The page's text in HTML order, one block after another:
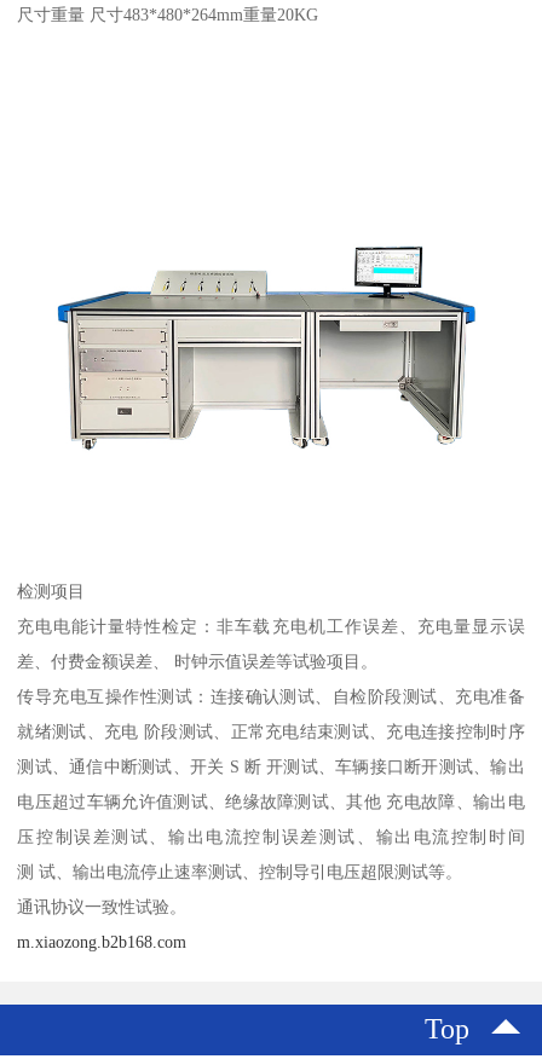
尺寸重量 尺寸483*480*264mm重量20KG
检测项目
充电电能计量特性检定：非车载充电机工作误差、充电量显示误
差、付费金额误差、 时钟示值误差等试验项目。
传导充电互操作性测试：连接确认测试、自检阶段测试、充电准备
就绪测试、充电 阶段测试、正常充电结束测试、充电连接控制时序
测试、通信中断测试、开关 S 断 开测试、车辆接口断开测试、输出
电压超过车辆允许值测试、绝缘故障测试、其他 充电故障、输出电
压控制误差测试、输出电流控制误差测试、输出电流控制时间
测 试、输出电流停止速率测试、控制导引电压超限测试等。
通讯协议一致性试验。
m.xiaozong.b2b168.com
Top